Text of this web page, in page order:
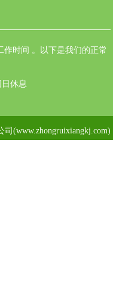
时间 。以下是我们的正常
休息